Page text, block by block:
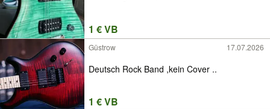
1 € VB
Güstrow 17.07.2026
Deutsch Rock Band ,kein Cover ..
1 € VB